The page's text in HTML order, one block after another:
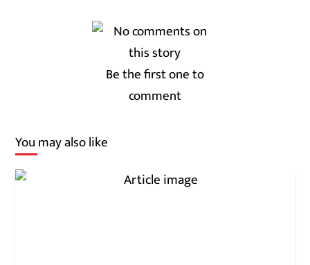
Be the first one to
comment
You may also like